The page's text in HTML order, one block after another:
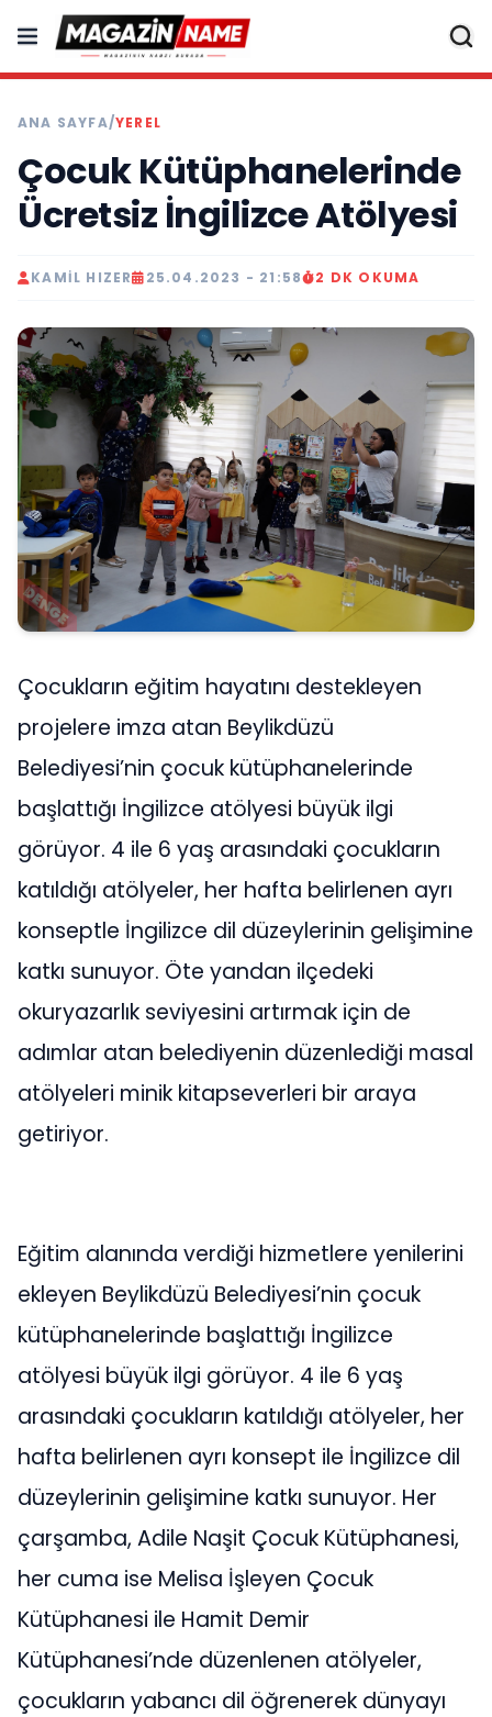
ANA SAYFA/YEREL
Çocuk Kütüphanelerinde
Ücretsiz İngilizce Atölyesi
KAMIL HIZER 25.04.2023 - 21:58 2 DK OKUMA
Çocukların eğitim hayatını destekleyen
projelere imza atan Beylikdüzü
Belediyesi’nin çocuk kütüphanelerinde
başlattığı İngilizce atölyesi büyük ilgi
görüyor. 4 ile 6 yaş arasındaki çocukların
katıldığı atölyeler, her hafta belirlenen ayrı
konseptle İngilizce dil düzeylerinin gelişimine
katkı sunuyor. Öte yandan ilçedeki
okuryazarlık seviyesini artırmak için de
adımlar atan belediyenin düzenlediği masal
atölyeleri minik kitapseverleri bir araya
getiriyor.
Eğitim alanında verdiği hizmetlere yenilerini
ekleyen Beylikdüzü Belediyesi’nin çocuk
kütüphanelerinde başlattığı İngilizce
atölyesi büyük ilgi görüyor. 4 ile 6 yaş
arasındaki çocukların katıldığı atölyeler, her
hafta belirlenen ayrı konsept ile İngilizce dil
düzeylerinin gelişimine katkı sunuyor. Her
çarşamba, Adile Naşit Çocuk Kütüphanesi,
her cuma ise Melisa İşleyen Çocuk
Kütüphanesi ile Hamit Demir
Kütüphanesi’nde düzenlenen atölyeler,
çocukların yabancı dil öğrenerek dünyayı